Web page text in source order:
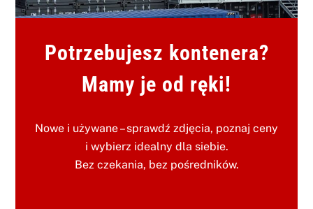
Potrzebujesz kontenera?
Mamy je od ręki!
Nowe i używane – sprawdź zdjęcia, poznaj ceny
i wybierz idealny dla siebie.
Bez czekania, bez pośredników.